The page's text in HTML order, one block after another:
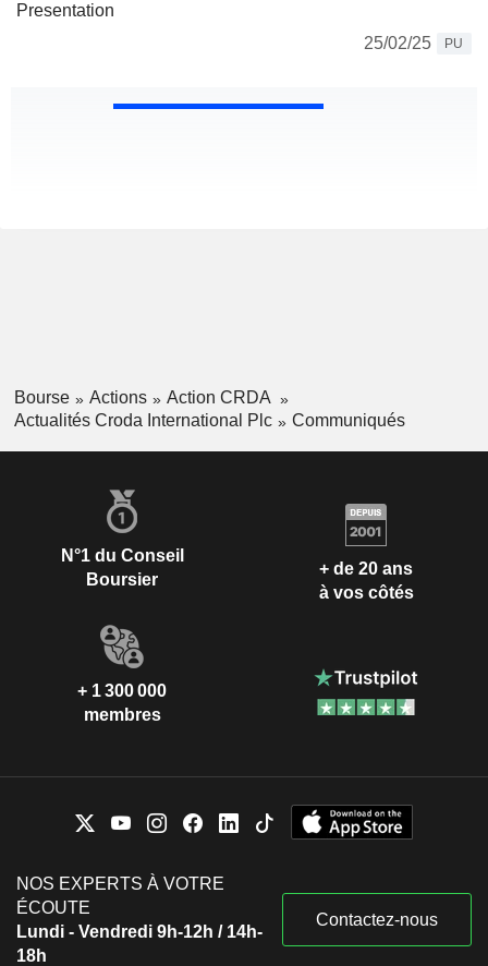
Presentation
25/02/25
PU
Bourse Actions
Action CRDA
Actualités Croda International Plc
Communiqués
N°1 du Conseil
Boursier
+ de 20 ans
à vos côtés
+ 1 300 000
membres
NOS EXPERTS À VOTRE
ÉCOUTE
Lundi - Vendredi 9h-12h / 14h-
18h
Contactez-nous